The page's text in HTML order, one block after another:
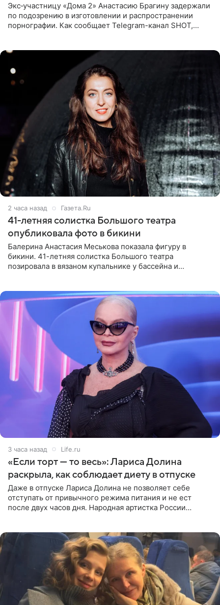
Экс‑участницу «Дома 2» Анастасию Брагину задержали
по подозрению в изготовлении и распространении
порнографии. Как сообщает Telegram-канал SHOT,
2 часа назад Газета.Ru
41-летняя солистка Большого театра
опубликовала фото в бикини
Балерина Анастасия Меськова показала фигуру в
бикини. 41-летняя солистка Большого театра
позировала в вязаном купальнике у бассейна и
3 часа назад Life.ru
«Если торт — то весь»: Лариса Долина
раскрыла, как соблюдает диету в отпуске
Даже в отпуске Лариса Долина не позволяет себе
отступать от привычного режима питания и не ест
после двух часов дня. Народная артистка России